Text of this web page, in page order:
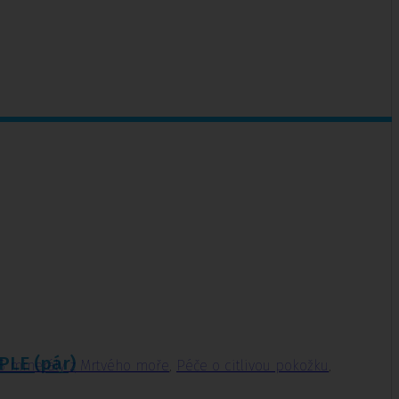
minerály z Mrtvého moře , Péče o citlivou pokožku ,
(pár)